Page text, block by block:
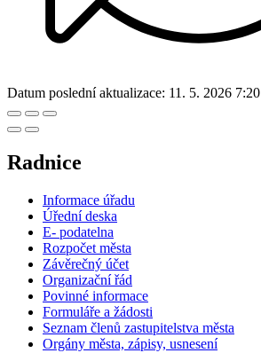
Datum poslední aktualizace: 11. 5. 2026 7:20
Radnice
Informace úřadu
Úřední deska
E- podatelna
Rozpočet města
Závěrečný účet
Organizační řád
Povinné informace
Formuláře a žádosti
Seznam členů zastupitelstva města
Orgány města, zápisy, usnesení